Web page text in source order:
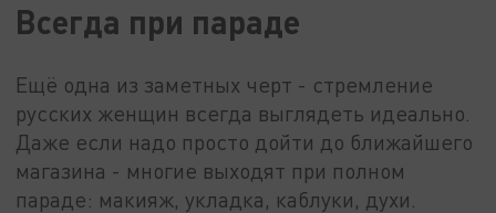
Всегда при параде
Ещё одна из заметных черт - стремление
русских женщин всегда выглядеть идеально.
Даже если надо просто дойти до ближайшего
магазина - многие выходят при полном
параде: макияж, укладка, каблуки, духи.